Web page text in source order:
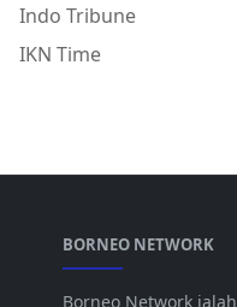
Indo Tribune
IKN Time
BORNEO NETWORK
Borneo Network